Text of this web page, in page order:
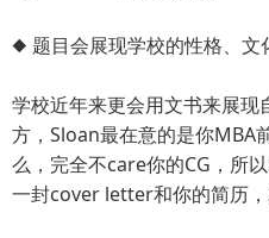
◆ 题目会展现学校的性格、文
学校近年来更会用文书来展现
方，Sloan最在意的是你MBA
么，完全不care你的CG，所
一封cover letter和你的简历，